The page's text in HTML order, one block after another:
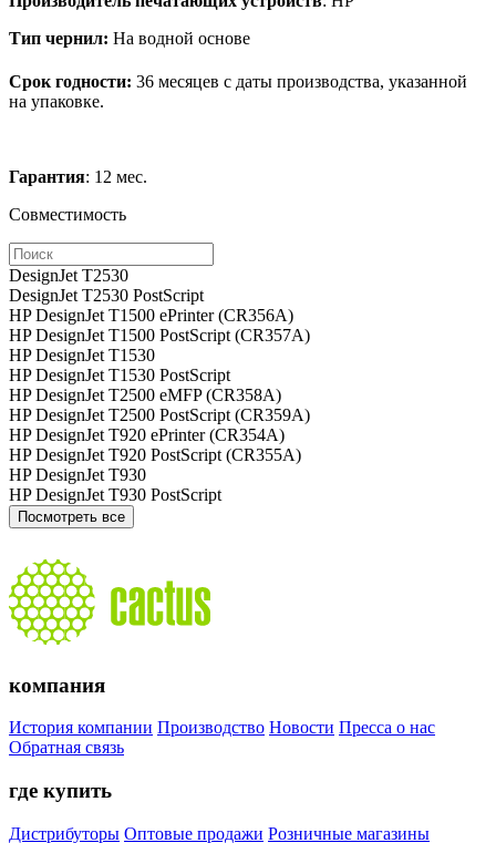
Тип чернил: На водной основе
Срок годности: 36 месяцев с даты производства, указанной
на упаковке.
Гарантия: 12 мес.
Совместимость
DesignJet T2530
DesignJet T2530 PostScript
HP DesignJet T1500 ePrinter (CR356A)
HP DesignJet T1500 PostScript (CR357A)
HP DesignJet T1530
HP DesignJet T1530 PostScript
HP DesignJet T2500 eMFP (CR358A)
HP DesignJet T2500 PostScript (CR359A)
HP DesignJet T920 ePrinter (CR354A)
HP DesignJet T920 PostScript (CR355A)
HP DesignJet T930
HP DesignJet T930 PostScript
Посмотреть все
компания
История компании Производство Новости Пресса о нас
Обратная связь
где купить
Дистрибуторы Оптовые продажи Розничные магазины